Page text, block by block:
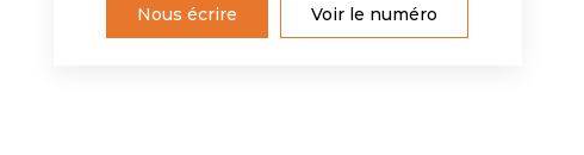
Nous écrire Voir le numéro